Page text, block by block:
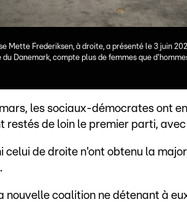
Mette Frederiksen, à droite, a présenté le 3 juin
Danemark, compte plus de femmes que
les sociaux-démocrates ont
restés de loin le premier parti,
celui de droite n'ont obtenu la
nouvelle coalition ne détenant à